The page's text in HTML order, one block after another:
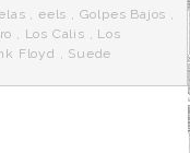
, eels , Golpes Bajos ,
, Los Calis , Los
Floyd , Suede